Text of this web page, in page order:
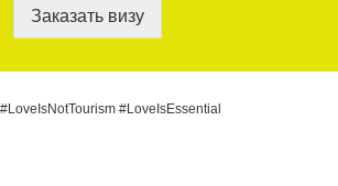
Заказать визу
#LoveIsNotTourism #LoveIsEssential